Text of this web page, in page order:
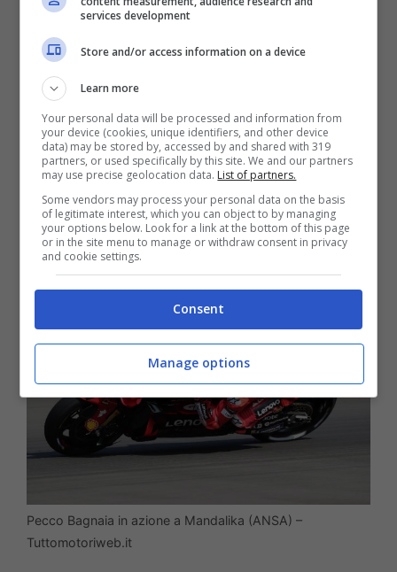
La Sprint Race di Mandalika ha peggiorato
e non poco la situazione di
che ora è staccato di 7 punti da Jorge
Martin. Il problema è che la gara rischia di
seguire un copione simile, dal momento
che dovrà scatterà di nuovo in 14esima
piazza, mentre lo spagnolo sarà sesto.
Pecco Bagnaia in azione a Mandalika (ANSA) –
Tuttomotoriweb.it
services development
Store and/or access information on a device
Learn more
Your personal data will be processed and information from
your device (cookies, unique identifiers, and other device
data) may be stored by, accessed by and shared with 319
partners, or used specifically by this site. We and our partners
may use precise geolocation data. List of partners.
Some vendors may process your personal data on the basis
of legitimate interest, which you can object to by managing
your options below. Look for a link at the bottom of this page
or in the site menu to manage or withdraw consent in privacy
and cookie settings.
Consent
Manage options